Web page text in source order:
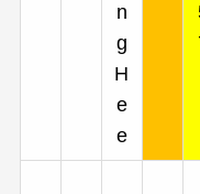
n
g
H
e
e